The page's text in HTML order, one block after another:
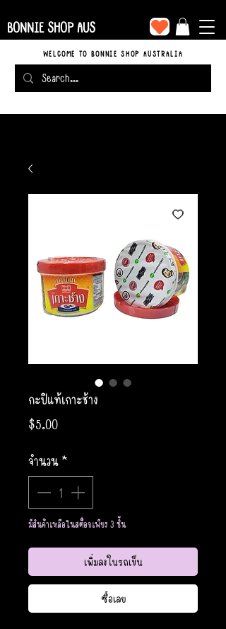
BONNIE SHOP AUS
WELCOME TO BONNIE SHOP AUSTRALIA
กะปิแท้เกาะช้าง
$5.00ราคา
จำนวน*
มีสินค้าเหลือในสต็อกเพียง 3 ชิ้น
เพิ่มลงในรถเข็น
ซื้อเลย